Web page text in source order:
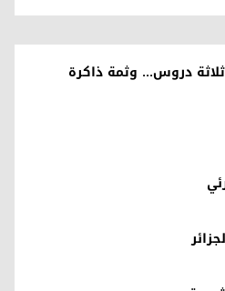
دروس... وثمة ذاكرة